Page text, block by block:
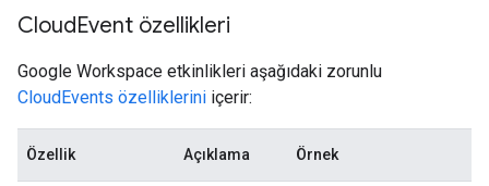
CloudEvent özellikleri
Google Workspace etkinlikleri aşağıdaki zorunlu
CloudEvents özelliklerini içerir:
Özellik Açıklama Örnek